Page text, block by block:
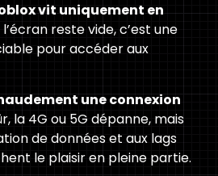
vit uniquement en
reste vide, c’est une
pour accéder aux
une connexion
la 4G ou 5G dépanne, mais
de données et aux lags
le plaisir en pleine partie.